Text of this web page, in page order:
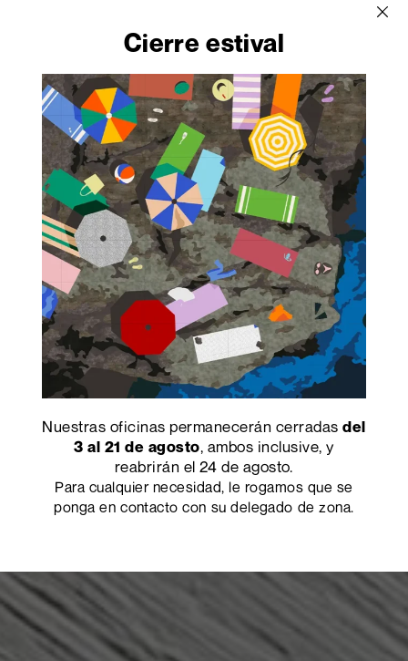
Cierre estival
Nuestras oficinas permanecerán cerradas del
3 al 21 de agosto, ambos inclusive, y
reabrirán el 24 de agosto.
Para cualquier necesidad, le rogamos que se
ponga en contacto con su delegado de zona.